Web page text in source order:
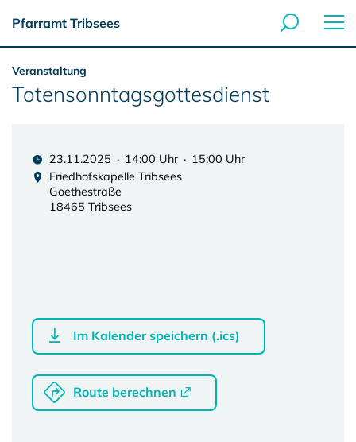
Pfarramt Tribsees
Veranstaltung
Totensonntagsgottesdienst
23.11.2025 · 14:00 Uhr · 15:00 Uhr
Friedhofskapelle Tribsees
Goethestraße
18465 Tribsees
Im Kalender speichern (.ics)
Route berechnen